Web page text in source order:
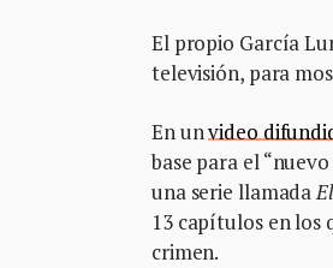
El propio García
televisión, para
En unvideo
base para el
una serie llamada
13 capítulos en los
crimen.